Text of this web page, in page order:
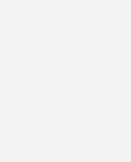
vertreten: 15
Schatzmeister des
14 Jahre
des
einer langen
aktiv, zuerst als Business
Digitale Medien in der